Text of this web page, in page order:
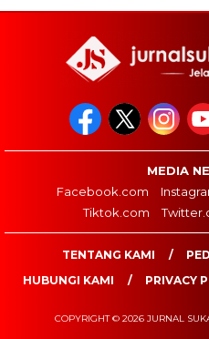
MEDIA
Facebook.com
Tiktok.com
TENTANG KAMI
HUBUNGI KAMI
PRIVACY
COPYRIGHT © 2026 JURNAL